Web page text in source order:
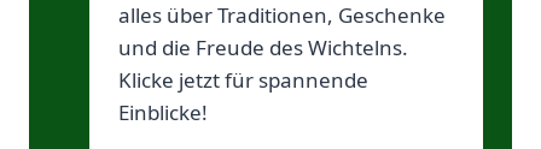
alles über Traditionen, Geschenke
und die Freude des Wichtelns.
Klicke jetzt für spannende
Einblicke!